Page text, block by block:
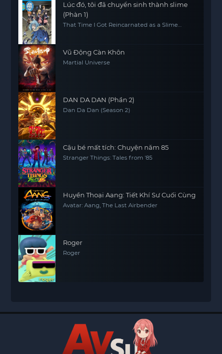
Lúc đó, tôi đã chuyển sinh thành slime
(Phàn 1)
That Time I Got Reincarnated as a Slime
Vũ Động Càn Khôn
Martial Universe
DAN DA DAN (Phần 2)
Dan Da Dan (Season 2)
Cậu bé mất tích: Chuyện năm 85
Stranger Things: Tales from '85
Huyền Thoại Aang: Tiết Khí Sư Cuối Cùng
Avatar: Aang, The Last Airbender
Roger
Roger